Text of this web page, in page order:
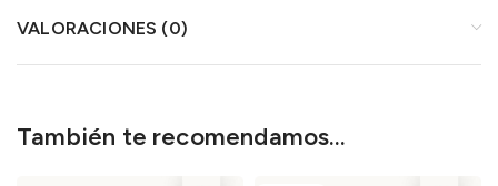
VALORACIONES (0)
También te recomendamos…